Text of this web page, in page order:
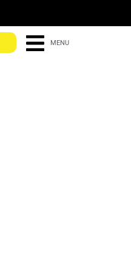
MENU